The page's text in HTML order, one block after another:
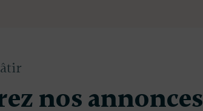
nos annonces